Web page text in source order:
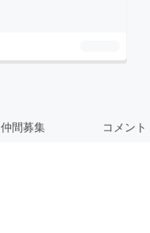
仲間募集 コメント